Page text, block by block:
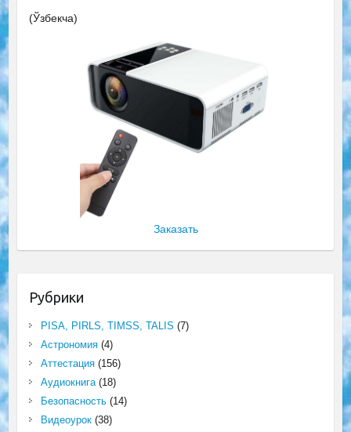
(Ўзбекча)
Заказать
Рубрики
PISA, PIRLS, TIMSS, TALIS (7)
Астрономия(4)
Аттестация(156)
Аудиокнига(18)
Безопасность(14)
Видеоурок(38)